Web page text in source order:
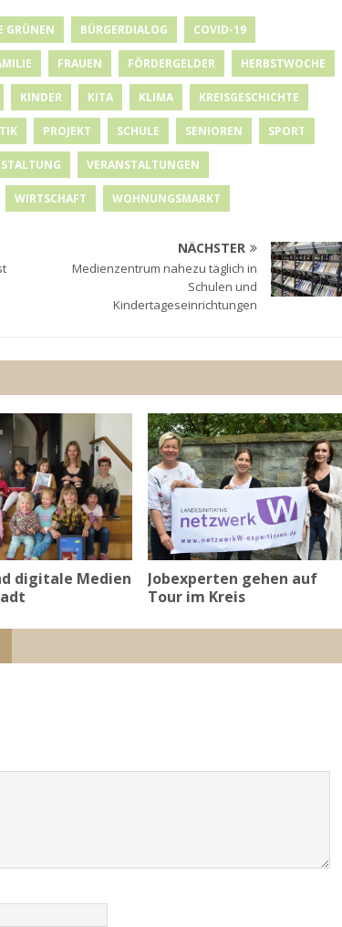
GRÜNEN BÜRGERDIALOG COVID-19
FRAUEN FÖRDERGELDER HERBSTWOCHE
KINDER KITA KLIMA KREISGESCHICHTE
PROJEKT SCHULE SENIOREN SPORT
VERANSTALTUNGEN
WIRTSCHAFT WOHNUNGSMARKT
NÄCHSTER
Medienzentrum nahezu täglich in
Schulen und
Kindertageseinrichtungen
digitale Medien
Jobexperten gehen auf
Tour im Kreis